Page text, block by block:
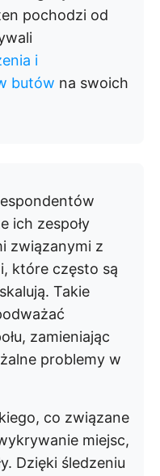
pochodzi od
i
butów na swoich
ich zespoły
związanymi z
które często są
Takie
zamieniając
problemy w
co związane
miejsc,
Dzięki śledzeniu